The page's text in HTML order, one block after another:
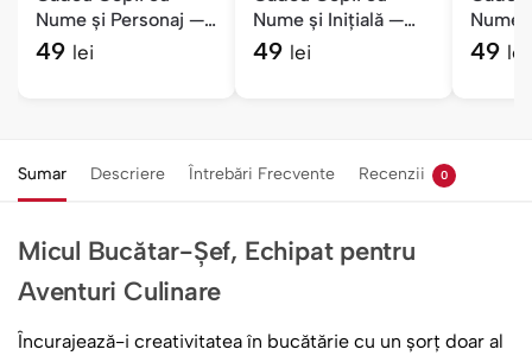
Nume și Personaj —
Fete
49 lei
Nume și Inițială —
Fete
49 lei
Nume
Băieți
49 lei
Sumar Descriere Întrebări Frecvente Recenzii 0
Micul Bucătar-Șef, Echipat pentru
Aventuri Culinare
Încurajează-i creativitatea în bucătărie cu un șorț doar al